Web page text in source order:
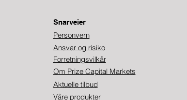
Snarveier
Personvern
Ansvar og risiko
Forretningsvilkår
Om Prize Capital Markets
Aktuelle tilbud
Våre produkter